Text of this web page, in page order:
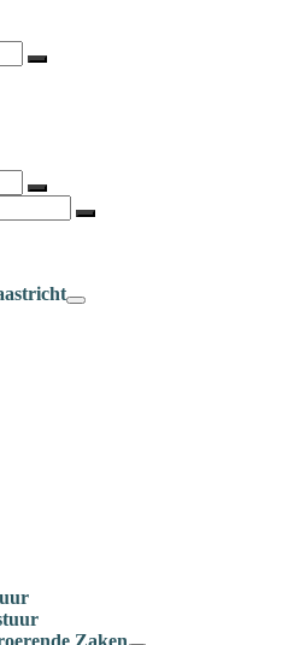
Zoeken
Zoeken
Zoeken
Zaken